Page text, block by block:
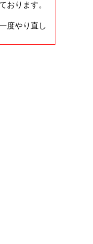
おります。
度やり直し